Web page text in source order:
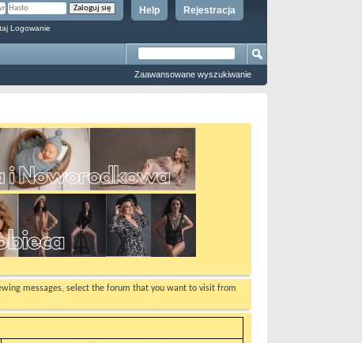
Rejestracja
Help
Logowanie
Zaawansowane wyszukiwanie
messages, select the forum that you want to visit from